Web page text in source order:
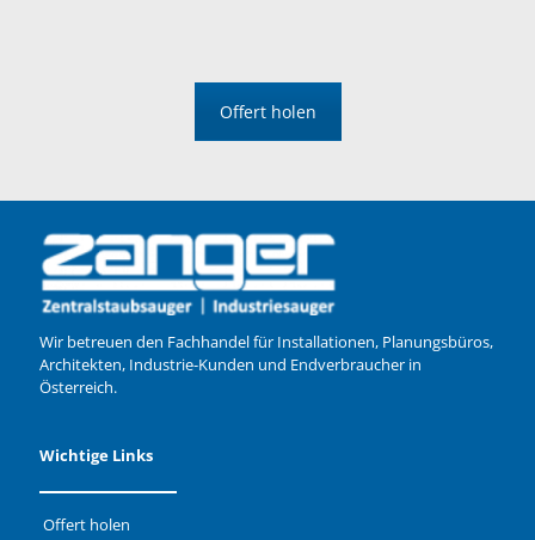
Offert holen
Wir betreuen den Fachhandel für Installationen, Planungsbüros,
Architekten, Industrie-Kunden und Endverbraucher in
Österreich.
Wichtige Links
Offert holen